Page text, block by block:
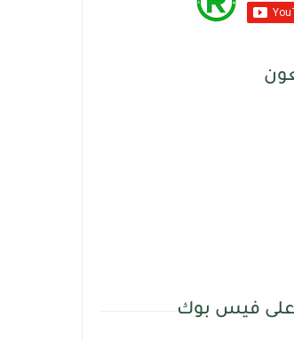
على فيس بوك